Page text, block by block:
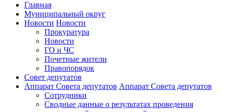
Главная
Муниципальный округ
Новости Новости
Прокуратура
Новости
ГО и ЧС
Почетные жители
Правопорядок
Совет депутатов
Аппарат Совета депутатов Аппарат Совета депутатов
Сотрудники
Сводные данные о результатах проведения